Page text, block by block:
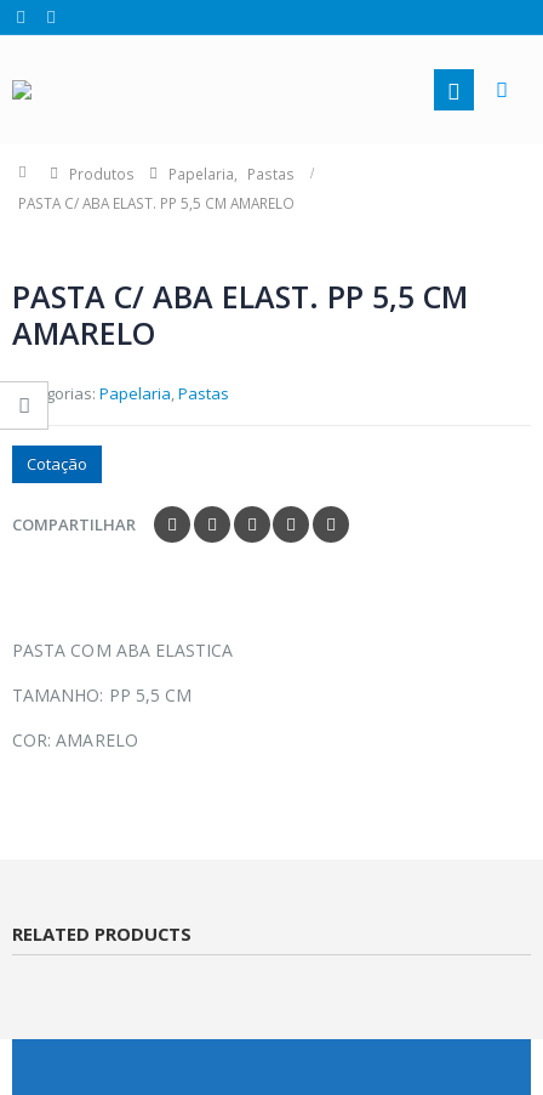
Produtos Papelaria
Pastas
PASTA C/ ABA ELAST. PP 5,5 CM AMARELO
PASTA C/ ABA ELAST. PP 5,5 CM
AMARELO
Categorias: Papelaria,Pastas
Cotação
COMPARTILHAR
PASTA COM ABA ELASTICA
TAMANHO: PP 5,5 CM
COR: AMARELO
RELATED PRODUCTS